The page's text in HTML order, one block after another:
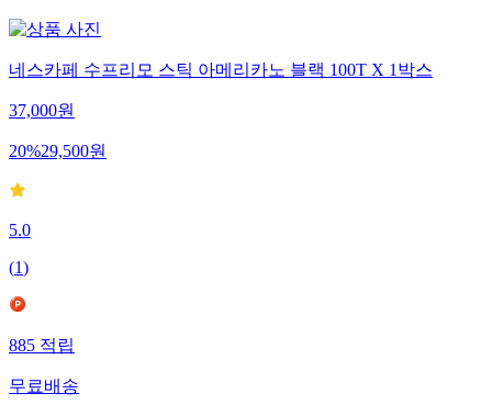
네스카페 수프리모 스틱 아메리카노 블랙 100T X 1박스
37,000원
20%29,500원
5.0
(1)
885 적립
무료배송